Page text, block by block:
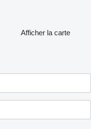
Afficher la carte